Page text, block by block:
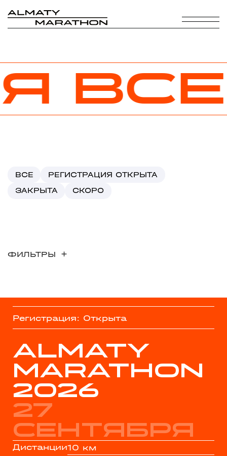
ФИЛЬТРЫ
ВСЕ
РЕГИСТРАЦИЯ ОТКРЫТА
ЗАКРЫТА
СКОРО
Регистрация: Открыта
ALMATY
MARATHON
2026
27
сентября
Дистанции10 км